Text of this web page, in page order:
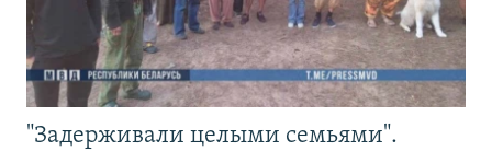
"Задерживали целыми семьями".